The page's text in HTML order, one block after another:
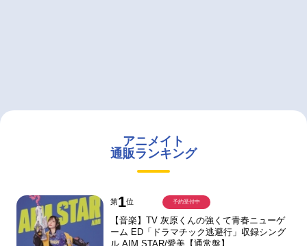
アニメイト
通販ランキング
第1位
【音楽】TV 灰原くんの強くて青春ニューゲ
ーム ED「ドラマチック逃避行」収録シング
ル AIM STAR/愛美【通常盤】
予約受付中